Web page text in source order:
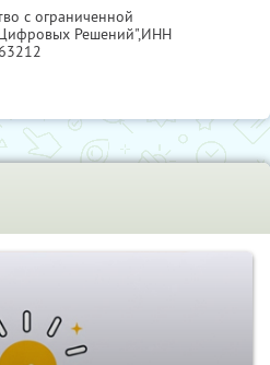
с ограниченной
Цифровых Решений",ИНН